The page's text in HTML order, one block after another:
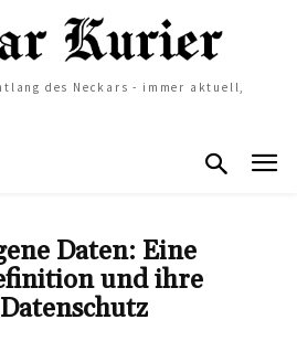
des Neckars - immer aktuell,
Daten: Eine
und ihre